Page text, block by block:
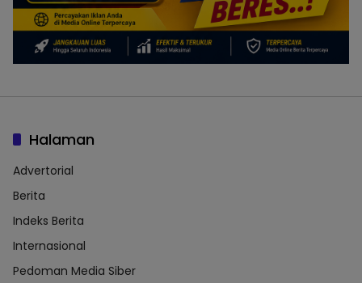
Halaman
Advertorial
Berita
Indeks Berita
Internasional
Pedoman Media Siber